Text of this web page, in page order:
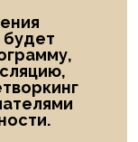
будет